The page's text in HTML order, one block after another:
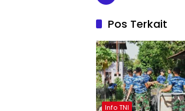
Pos Terkait
Info TNI